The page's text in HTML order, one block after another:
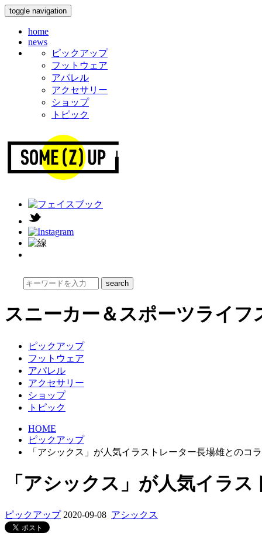
toggle navigation
home
news
ピックアップ
フットウェア
アパレル
アクセサリー
ショップ
トピック
スニーカー＆スポーツライ
ピックアップ
フットウェア
アパレル
アクセサリー
ショップ
トピック
HOME
ピックアップ
「アシックス」が人気イラストレーター長場雄とのコ
「アシックス」が人気イラ
ピックアップ 2020-09-08 アシックス